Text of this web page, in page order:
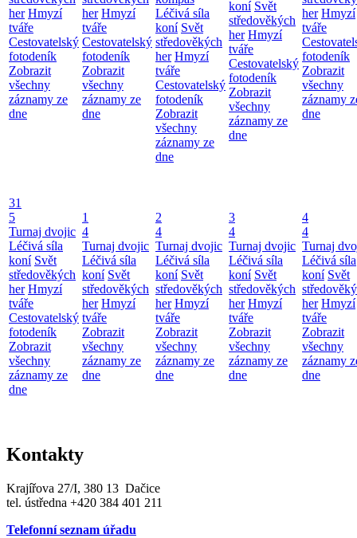
her Hmyzí
tváře
Cestovatelský
fotodeník
Zobrazit
všechny
záznamy ze
dne
her Hmyzí
tváře
Cestovatelský
fotodeník
Zobrazit
všechny
záznamy ze
dne
Léčivá síla
koní Svět
středověkých
her Hmyzí
tváře
Cestovatelský
fotodeník
Zobrazit
všechny
záznamy ze
dne
koní Svět
středověkých
her Hmyzí
tváře
Cestovatelský
fotodeník
Zobrazit
všechny
záznamy ze
dne
her Hmyzí
tváře
fotodeník
Zobrazit
všechny
záznamy
dne
31
5
Turnaj dvojic
Léčivá síla
koní Svět
středověkých
her Hmyzí
tváře
Cestovatelský
fotodeník
Zobrazit
všechny
záznamy ze
dne
1
4
Turnaj dvojic
Léčivá síla
koní Svět
středověkých
her Hmyzí
tváře
Zobrazit
všechny
záznamy ze
dne
2
4
Turnaj dvojic
Léčivá síla
koní Svět
středověkých
her Hmyzí
tváře
Zobrazit
všechny
záznamy ze
dne
3
4
Turnaj dvojic
Léčivá síla
koní Svět
středověkých
her Hmyzí
tváře
Zobrazit
všechny
záznamy ze
dne
4
4
Turnaj
Léčivá síla
koní Svět
her Hmyzí
tváře
Zobrazit
všechny
záznamy
dne
Kontakty
Krajířova 27/I, 380 13 Dačice
tel. ústředna +420 384 401 211
Telefonní seznam úřadu